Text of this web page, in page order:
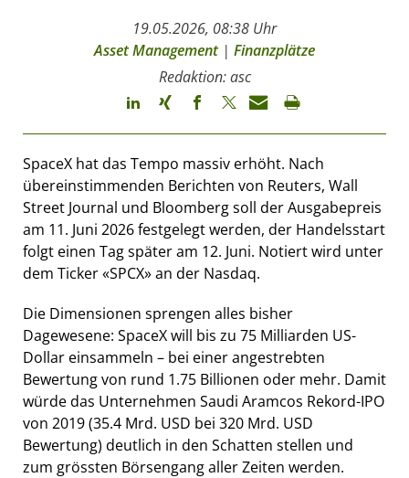
19.05.2026, 08:38 Uhr
Asset Management| Finanzplätze
Redaktion: asc
SpaceX hat das Tempo massiv erhöht. Nach
übereinstimmenden Berichten von Reuters, Wall
Street Journal und Bloomberg soll der Ausgabepreis
am 11. Juni 2026 festgelegt werden, der Handelsstart
folgt einen Tag später am 12. Juni. Notiert wird unter
dem Ticker «SPCX» an der Nasdaq.
Die Dimensionen sprengen alles bisher
Dagewesene: SpaceX will bis zu 75 Milliarden US-
Dollar einsammeln – bei einer angestrebten
Bewertung von rund 1.75 Billionen oder mehr. Damit
würde das Unternehmen Saudi Aramcos Rekord-IPO
von 2019 (35.4 Mrd. USD bei 320 Mrd. USD
Bewertung) deutlich in den Schatten stellen und
zum grössten Börsengang aller Zeiten werden.